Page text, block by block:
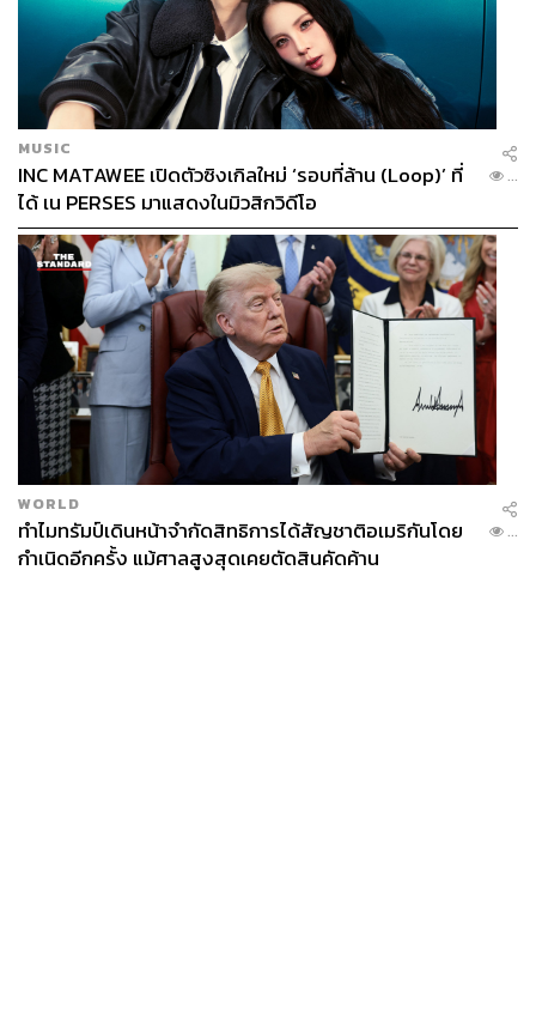
MUSIC
INC MATAWEE เปิดตัวซิงเกิลใหม่ ‘รอบที่ล้าน (Loop)’ ที่
ได้ เน PERSES มาแสดงในมิวสิกวิดีโอ
...
WORLD
ทำไมทรัมป์เดินหน้าจำกัดสิทธิการได้สัญชาติอเมริกันโดย
กำเนิดอีกครั้ง แม้ศาลสูงสุดเคยตัดสินคัดค้าน
...